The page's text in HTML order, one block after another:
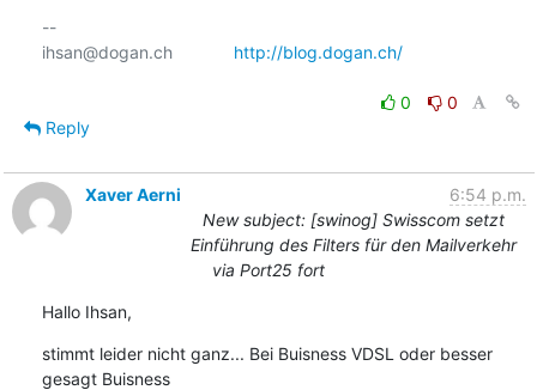
--
ihsan@dogan.ch http://blog.dogan.ch/
0
0
Reply
Xaver Aerni
6:54 p.m.
New subject: [swinog] Swisscom setzt
Einführung des Filters für den Mailverkehr
via Port25 fort
Hallo Ihsan,
stimmt leider nicht ganz... Bei Buisness VDSL oder besser
gesagt Buisness